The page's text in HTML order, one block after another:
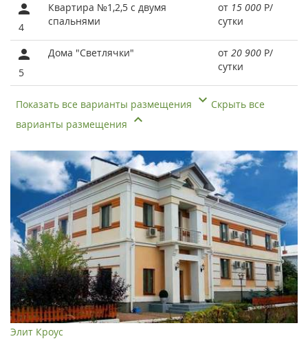
4
Квартира №1,2,5 с двумя
спальнями
от 15 000 Р/
сутки
5
Дома "Светлячки" от 20 900 Р/
сутки
Показать все варианты размещения
Скрыть все
варианты размещения
Элит Кроус